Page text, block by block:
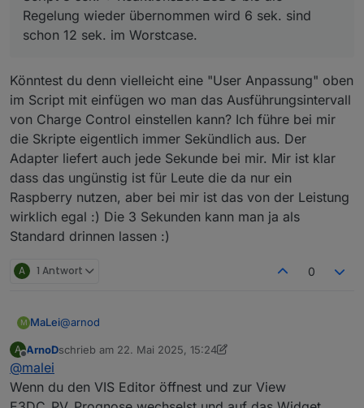
übernommen wird 6 sek. sind schon 12 sek. im
Worstcase.
Regelung wieder übernommen wird 6 sek. sind
schon 12 sek. im Worstcase.
Könntest du denn vielleicht eine "User Anpassung" oben
im Script mit einfügen wo man das Ausführungsintervall
von Charge Control einstellen kann? Ich führe bei mir
die Skripte eigentlich immer Sekündlich aus. Der
Adapter liefert auch jede Sekunde bei mir. Mir ist klar
dass das ungünstig ist für Leute die da nur ein
Raspberry nutzen, aber bei mir ist das von der Leistung
wirklich egal :) Die 3 Sekunden kann man ja als
Standard drinnen lassen :)
A 1 Antwort 0
M MaLei@arnod
A
Offline
ArnoDschrieb am 22. Mai 2025, 15:24
zuletzt editiert von ArnoD
@malei
Wenn du den VIS Editor öffnest und zur View